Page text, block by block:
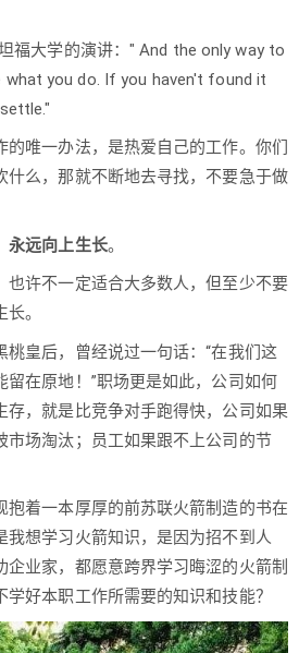
福大学的演讲：" And the only way to
you do. If you haven't found it
的唯一办法，是热爱自己的工作。你们
什么，那就不断地去寻找，不要急于做
永远向上生长。
也许不一定适合大多数人，但至少不要
。
桃皇后，曾经说过一句话：“在我们这
留在原地！”职场更是如此，公司如何
存，就是比竞争对手跑得快，公司如果
市场淘汰；员工如果跟不上公司的节
抱着一本厚厚的前苏联火箭制造的书在
我想学习火箭知识，是因为招不到人
企业家，都愿意跨界学习晦涩的火箭制
好本职工作所需要的知识和技能？